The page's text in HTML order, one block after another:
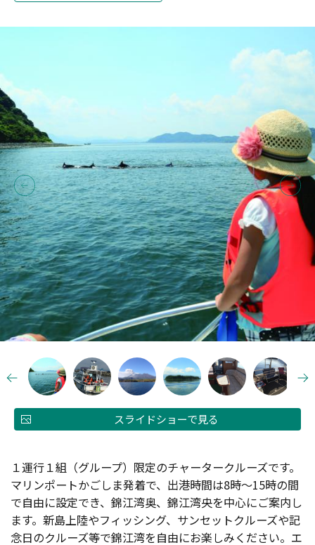
スライドショーで見る
１運行１組（グループ）限定のチャータークルーズです。
マリンポートかごしま発着で、出港時間は8時～15時の間
で自由に設定でき、錦江湾奥、錦江湾央を中心にご案内し
ます。新島上陸やフィッシング、サンセットクルーズや記
念日のクルーズ等で錦江湾を自由にお楽しみください。エ